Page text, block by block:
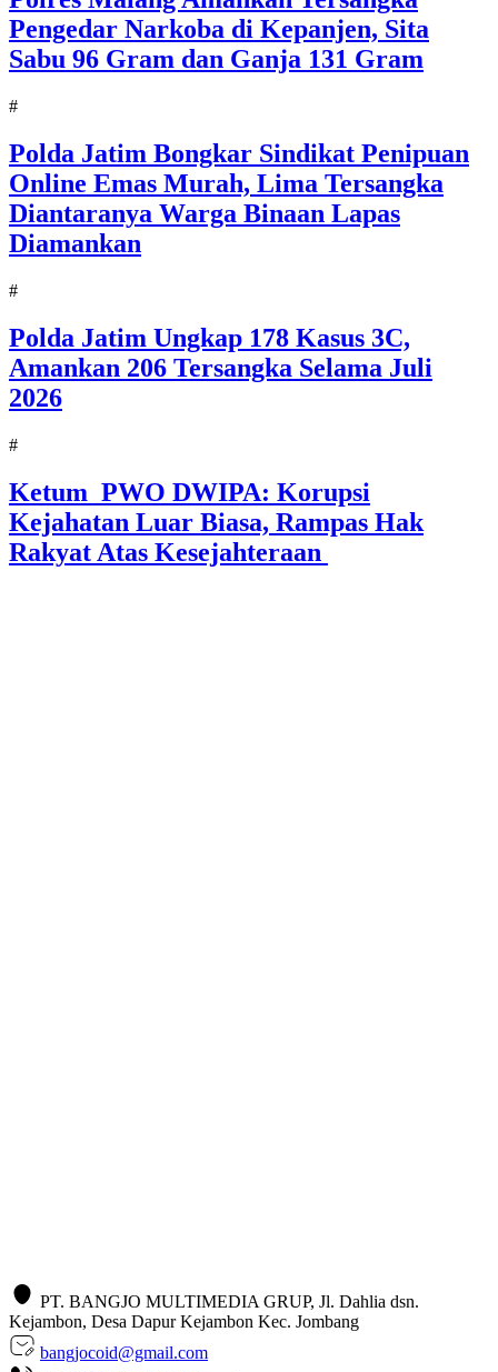
Pengedar Narkoba di Kepanjen, Sita
Sabu 96 Gram dan Ganja 131 Gram
#
Polda Jatim Bongkar Sindikat Penipuan
Online Emas Murah, Lima Tersangka
Diantaranya Warga Binaan Lapas
Diamankan
#
Polda Jatim Ungkap 178 Kasus 3C,
Amankan 206 Tersangka Selama Juli
2026
#
Ketum PWO DWIPA: Korupsi
Kejahatan Luar Biasa, Rampas Hak
Rakyat Atas Kesejahteraan
PT. BANGJO MULTIMEDIA GRUP, Jl. Dahlia dsn.
Kejambon, Desa Dapur Kejambon Kec. Jombang
bangjocoid@gmail.com